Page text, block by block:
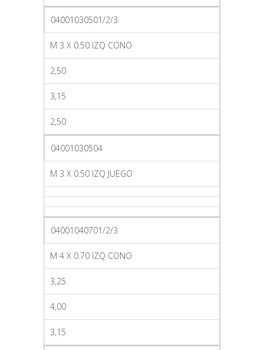
04001030501/2/3
M 3 X 0.50 IZQ CONO
2,50
3,15
2,50
04001030504
M 3 X 0.50 IZQ JUEGO
04001040701/2/3
M 4 X 0.70 IZQ CONO
3,25
4,00
3,15